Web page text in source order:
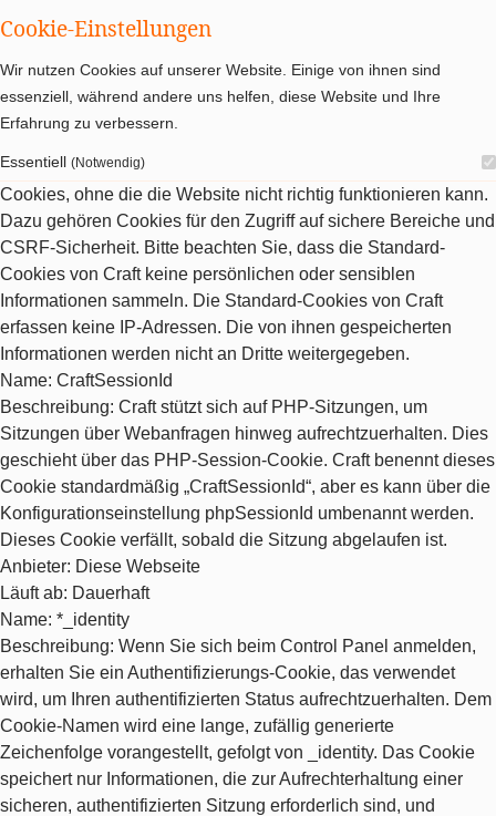
Cookie-Einstellungen
Wir nutzen Cookies auf unserer Website. Einige von ihnen sind
essenziell, während andere uns helfen, diese Website und Ihre
Erfahrung zu verbessern.
Essentiell (Notwendig)
Cookies, ohne die die Website nicht richtig funktionieren kann.
Dazu gehören Cookies für den Zugriff auf sichere Bereiche und
CSRF-Sicherheit. Bitte beachten Sie, dass die Standard-
Cookies von Craft keine persönlichen oder sensiblen
Informationen sammeln. Die Standard-Cookies von Craft
erfassen keine IP-Adressen. Die von ihnen gespeicherten
Informationen werden nicht an Dritte weitergegeben.
Name: CraftSessionId
Beschreibung: Craft stützt sich auf PHP-Sitzungen, um
Sitzungen über Webanfragen hinweg aufrechtzuerhalten. Dies
geschieht über das PHP-Session-Cookie. Craft benennt dieses
Cookie standardmäßig „CraftSessionId“, aber es kann über die
Konfigurationseinstellung phpSessionId umbenannt werden.
Dieses Cookie verfällt, sobald die Sitzung abgelaufen ist.
Anbieter: Diese Webseite
Läuft ab: Dauerhaft
Name: *_identity
Beschreibung: Wenn Sie sich beim Control Panel anmelden,
erhalten Sie ein Authentifizierungs-Cookie, das verwendet
wird, um Ihren authentifizierten Status aufrechtzuerhalten. Dem
Cookie-Namen wird eine lange, zufällig generierte
Zeichenfolge vorangestellt, gefolgt von _identity. Das Cookie
speichert nur Informationen, die zur Aufrechterhaltung einer
sicheren, authentifizierten Sitzung erforderlich sind, und